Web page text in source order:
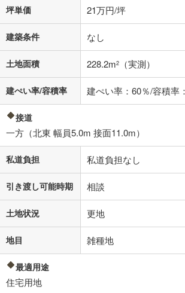
坪単価 21万円/坪
建築条件 なし
土地面積 228.2m2 （実測）
建ぺい率/容積率 建ぺい率：60％/容積率
接道
一方（北東 幅員5.0m 接面11.0m）
私道負担 私道負担なし
引き渡し可能時期 相談
土地状況 更地
地目 雑種地
最適用途
住宅用地